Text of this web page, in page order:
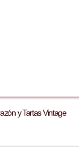
y Tartas Vintage